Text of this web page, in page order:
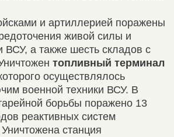
и артиллерией поражены
живой силы и
ВСУ, а также шесть складов с
топливный терминал
осуществлялось
военной техники ВСУ. В
борьбы поражено 13
реактивных систем
станция